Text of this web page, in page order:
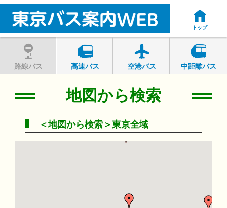
トップ
路線バス 高速バス 空港バス 中距離バス
地図から検索
＜地図から検索＞東京全域